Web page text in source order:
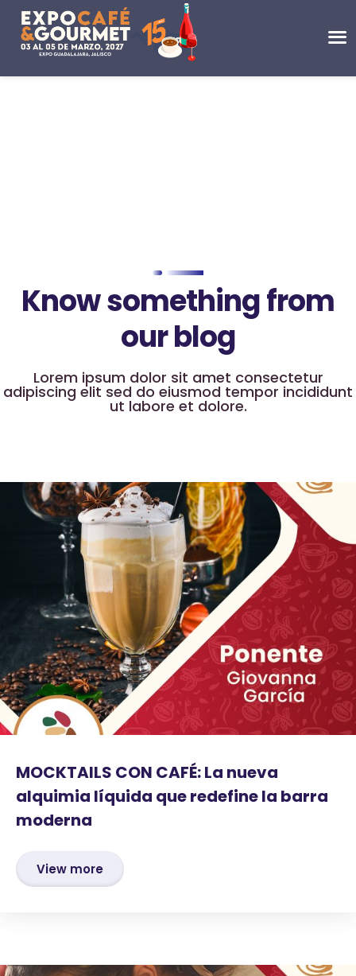
Know something from
our blog
Lorem ipsum dolor sit amet consectetur
adipiscing elit sed do eiusmod tempor incididunt
ut labore et dolore.
MOCKTAILS CON CAFÉ: La nueva
alquimia líquida que redefine la barra
moderna
View more